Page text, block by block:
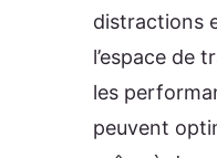
distractions
l’espace de
les
peuvent